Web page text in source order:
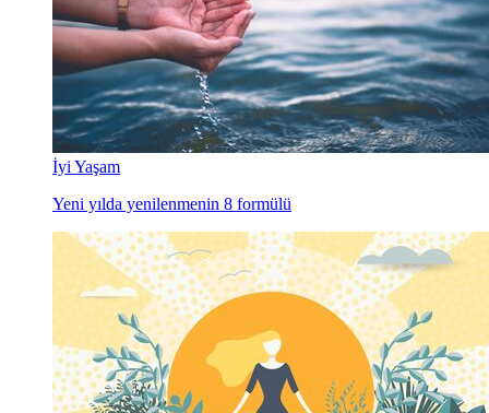
İyi Yaşam
Yeni yılda yenilenmenin 8 formülü